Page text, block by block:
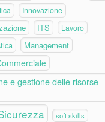
Innovazione
ITS
Lavoro
Management
e gestione delle risorse
soft skills